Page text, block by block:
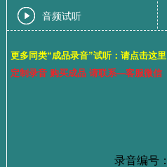
音频试听
更多同类“成品录音”试听：请点击这里
定制录音 购买成品 请联系—客服微信
录音编号：